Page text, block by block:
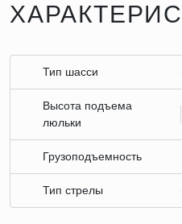
Тип шасси
Высота подъема
люльки
Грузоподъемность
Тип стрелы